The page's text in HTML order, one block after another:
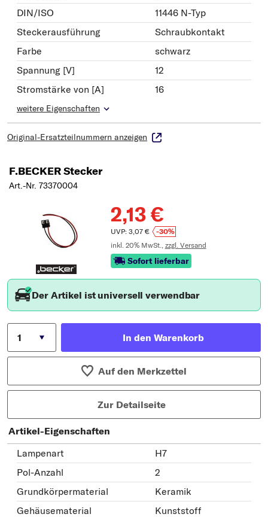
DIN/ISO
11446 N-Typ
Steckerausführung
Schraubkontakt
Farbe
schwarz
Spannung [V]
12
Stromstärke von [A]
16
weitere Eigenschaften
Original-Ersatzteilnummern anzeigen
F.BECKER Stecker
Art.-Nr. 73370004
2,13 €
UVP: 3,07 €
-30%
inkl. 20% MwSt., zzgl. Versand
Sofort lieferbar
Der Artikel ist universell verwendbar
In den Warenkorb
Auf den Merkzettel
Zur Detailseite
Artikel-Eigenschaften
Lampenart
H7
Pol-Anzahl
2
Grundkörpermaterial
Keramik
Gehäusematerial
Kunststoff